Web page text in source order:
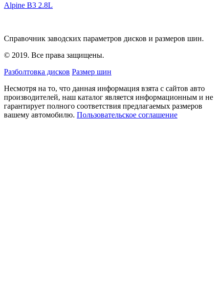
Alpine B3 2.8L
Справочник заводских параметров дисков и размеров шин.
© 2019. Все права защищены.
Разболтовка дисков Размер шин
Несмотря на то, что данная информация взята с сайтов авто
производителей, наш каталог является информационным и не
гарантирует полного соответствия предлагаемых размеров
вашему автомобилю. Пользовательское соглашение